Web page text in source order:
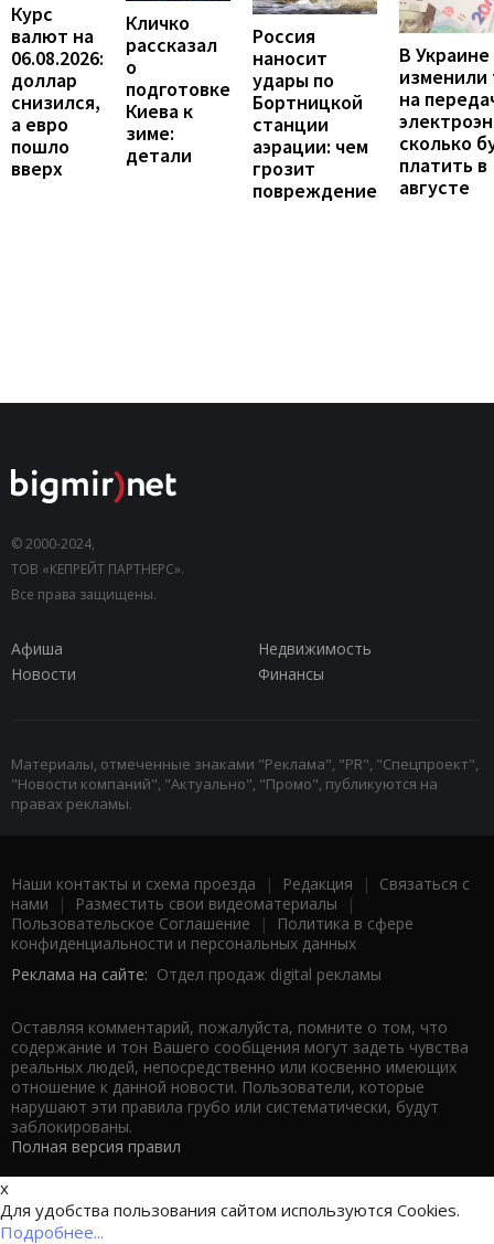
Курс
валют на
06.08.2026:
доллар
снизился,
а евро
пошло
вверх
Кличко
рассказал
о
подготовке
Киева к
зиме:
детали
Россия
наносит
удары по
Бортницкой
станции
аэрации: чем
грозит
повреждение
В Украине
на
сколько
платить в
августе
© 2000-2024,
ТОВ «КЕПРЕЙТ ПАРТНЕРС».
Все права защищены.
Афиша
Недвижимость
Новости
Финансы
Материалы, отмеченные знаками "Реклама", "PR", "Спецпроект",
"Новости компаний", "Актуально", "Промо", публикуются на
правах рекламы.
Наши контакты и схема проезда | Редакция | Связаться с
нами | Разместить свои видеоматериалы |
Пользовательское Соглашение |
Политика в сфере
конфиденциальности и персональных данных
Реклама на сайте: Отдел продаж digital рекламы
Оставляя комментарий, пожалуйста, помните о том, что
содержание и тон Вашего сообщения могут задеть чувства
реальных людей, непосредственно или косвенно имеющих
отношение к данной новости. Пользователи, которые
нарушают эти правила грубо или систематически, будут
заблокированы.
Полная версия правил
x
Для удобства пользования сайтом используются Cookies.
Подробнее...